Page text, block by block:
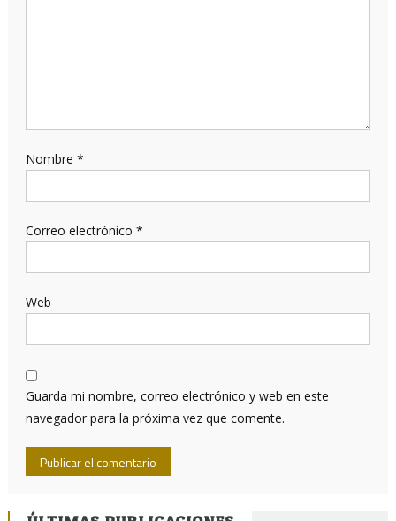
Nombre *
Correo electrónico *
Web
Guarda mi nombre, correo electrónico y web en este
navegador para la próxima vez que comente.